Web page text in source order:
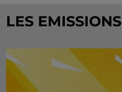
LES EMISSIONS